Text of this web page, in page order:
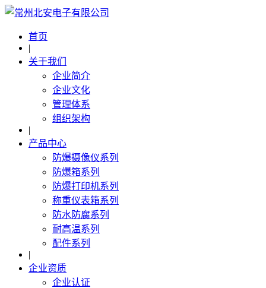
首页
|
关于我们
企业简介
企业文化
管理体系
组织架构
|
产品中心
防爆摄像仪系列
防爆箱系列
防爆打印机系列
称重仪表箱系列
防水防腐系列
耐高温系列
配件系列
|
企业资质
企业认证